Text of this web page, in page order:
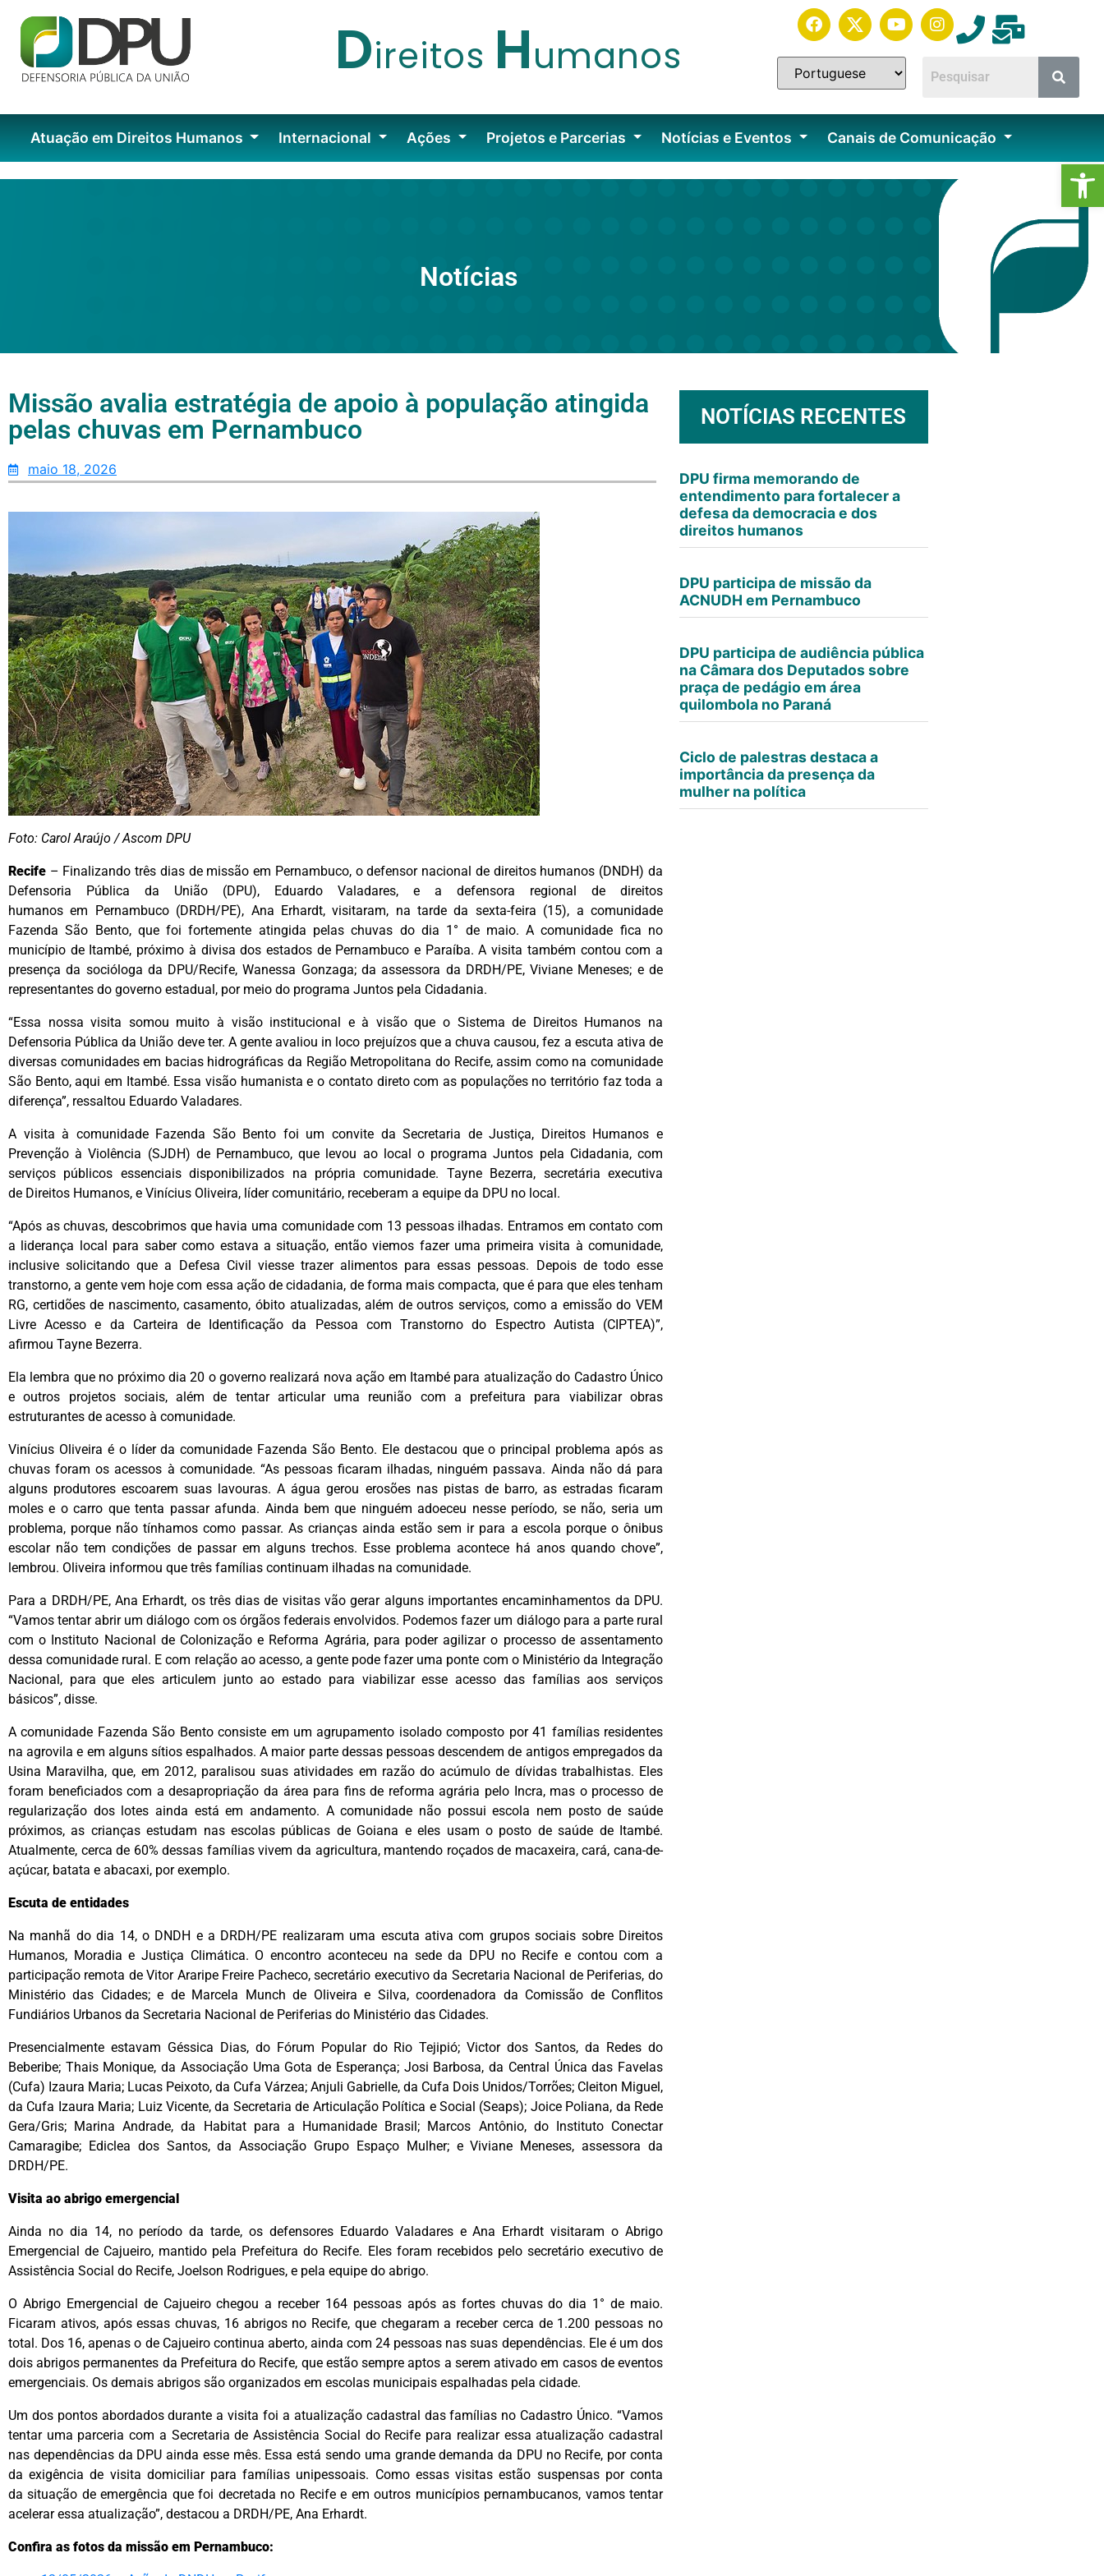
Direitos Humanos
Atuação em Direitos Humanos Internacional Ações Projetos e Parcerias Notícias e Eventos Canais de Comunicação
Notícias
Missão avalia estratégia de apoio à população atingida
pelas chuvas em Pernambuco
maio 18, 2026
Foto: Carol Araújo / Ascom DPU
Recife – Finalizando três dias de missão em Pernambuco, o defensor nacional de direitos humanos (DNDH) da
Defensoria Pública da União (DPU), Eduardo Valadares, e a defensora regional de direitos
humanos em Pernambuco (DRDH/PE), Ana Erhardt, visitaram, na tarde da sexta-feira (15), a comunidade
Fazenda São Bento, que foi fortemente atingida pelas chuvas do dia 1° de maio. A comunidade fica no
município de Itambé, próximo à divisa dos estados de Pernambuco e Paraíba. A visita também contou com a
presença da socióloga da DPU/Recife, Wanessa Gonzaga; da assessora da DRDH/PE, Viviane Meneses; e de
representantes do governo estadual, por meio do programa Juntos pela Cidadania.
“Essa nossa visita somou muito à visão institucional e à visão que o Sistema de Direitos Humanos na
Defensoria Pública da União deve ter. A gente avaliou in loco prejuízos que a chuva causou, fez a escuta ativa de
diversas comunidades em bacias hidrográficas da Região Metropolitana do Recife, assim como na comunidade
São Bento, aqui em Itambé. Essa visão humanista e o contato direto com as populações no território faz toda a
diferença”, ressaltou Eduardo Valadares.
A visita à comunidade Fazenda São Bento foi um convite da Secretaria de Justiça, Direitos Humanos e
Prevenção à Violência (SJDH) de Pernambuco, que levou ao local o programa Juntos pela Cidadania, com
serviços públicos essenciais disponibilizados na própria comunidade. Tayne Bezerra, secretária executiva
de Direitos Humanos, e Vinícius Oliveira, líder comunitário, receberam a equipe da DPU no local.
“Após as chuvas, descobrimos que havia uma comunidade com 13 pessoas ilhadas. Entramos em contato com
a liderança local para saber como estava a situação, então viemos fazer uma primeira visita à comunidade,
inclusive solicitando que a Defesa Civil viesse trazer alimentos para essas pessoas. Depois de todo esse
transtorno, a gente vem hoje com essa ação de cidadania, de forma mais compacta, que é para que eles tenham
RG, certidões de nascimento, casamento, óbito atualizadas, além de outros serviços, como a emissão do VEM
Livre Acesso e da Carteira de Identificação da Pessoa com Transtorno do Espectro Autista (CIPTEA)”,
afirmou Tayne Bezerra.
Ela lembra que no próximo dia 20 o governo realizará nova ação em Itambé para atualização do Cadastro Único
e outros projetos sociais, além de tentar articular uma reunião com a prefeitura para viabilizar obras
estruturantes de acesso à comunidade.
Vinícius Oliveira é o líder da comunidade Fazenda São Bento. Ele destacou que o principal problema após as
chuvas foram os acessos à comunidade. “As pessoas ficaram ilhadas, ninguém passava. Ainda não dá para
alguns produtores escoarem suas lavouras. A água gerou erosões nas pistas de barro, as estradas ficaram
moles e o carro que tenta passar afunda. Ainda bem que ninguém adoeceu nesse período, se não, seria um
problema, porque não tínhamos como passar. As crianças ainda estão sem ir para a escola porque o ônibus
escolar não tem condições de passar em alguns trechos. Esse problema acontece há anos quando chove”,
lembrou. Oliveira informou que três famílias continuam ilhadas na comunidade.
Para a DRDH/PE, Ana Erhardt, os três dias de visitas vão gerar alguns importantes encaminhamentos da DPU.
“Vamos tentar abrir um diálogo com os órgãos federais envolvidos. Podemos fazer um diálogo para a parte rural
com o Instituto Nacional de Colonização e Reforma Agrária, para poder agilizar o processo de assentamento
dessa comunidade rural. E com relação ao acesso, a gente pode fazer uma ponte com o Ministério da Integração
Nacional, para que eles articulem junto ao estado para viabilizar esse acesso das famílias aos serviços
básicos”, disse.
A comunidade Fazenda São Bento consiste em um agrupamento isolado composto por 41 famílias residentes
na agrovila e em alguns sítios espalhados. A maior parte dessas pessoas descendem de antigos empregados da
Usina Maravilha, que, em 2012, paralisou suas atividades em razão do acúmulo de dívidas trabalhistas. Eles
foram beneficiados com a desapropriação da área para fins de reforma agrária pelo Incra, mas o processo de
regularização dos lotes ainda está em andamento. A comunidade não possui escola nem posto de saúde
próximos, as crianças estudam nas escolas públicas de Goiana e eles usam o posto de saúde de Itambé.
Atualmente, cerca de 60% dessas famílias vivem da agricultura, mantendo roçados de macaxeira, cará, cana-de-
açúcar, batata e abacaxi, por exemplo.
Escuta de entidades
Na manhã do dia 14, o DNDH e a DRDH/PE realizaram uma escuta ativa com grupos sociais sobre Direitos
Humanos, Moradia e Justiça Climática. O encontro aconteceu na sede da DPU no Recife e contou com a
participação remota de Vitor Araripe Freire Pacheco, secretário executivo da Secretaria Nacional de Periferias, do
Ministério das Cidades; e de Marcela Munch de Oliveira e Silva, coordenadora da Comissão de Conflitos
Fundiários Urbanos da Secretaria Nacional de Periferias do Ministério das Cidades.
Presencialmente estavam Géssica Dias, do Fórum Popular do Rio Tejipió; Victor dos Santos, da Redes do
Beberibe; Thais Monique, da Associação Uma Gota de Esperança; Josi Barbosa, da Central Única das Favelas
(Cufa) Izaura Maria; Lucas Peixoto, da Cufa Várzea; Anjuli Gabrielle, da Cufa Dois Unidos/Torrões; Cleiton Miguel,
da Cufa Izaura Maria; Luiz Vicente, da Secretaria de Articulação Política e Social (Seaps); Joice Poliana, da Rede
Gera/Gris; Marina Andrade, da Habitat para a Humanidade Brasil; Marcos Antônio, do Instituto Conectar
Camaragibe; Ediclea dos Santos, da Associação Grupo Espaço Mulher; e Viviane Meneses, assessora da
DRDH/PE.
Visita ao abrigo emergencial
Ainda no dia 14, no período da tarde, os defensores Eduardo Valadares e Ana Erhardt visitaram o Abrigo
Emergencial de Cajueiro, mantido pela Prefeitura do Recife. Eles foram recebidos pelo secretário executivo de
Assistência Social do Recife, Joelson Rodrigues, e pela equipe do abrigo.
O Abrigo Emergencial de Cajueiro chegou a receber 164 pessoas após as fortes chuvas do dia 1° de maio.
Ficaram ativos, após essas chuvas, 16 abrigos no Recife, que chegaram a receber cerca de 1.200 pessoas no
total. Dos 16, apenas o de Cajueiro continua aberto, ainda com 24 pessoas nas suas dependências. Ele é um dos
dois abrigos permanentes da Prefeitura do Recife, que estão sempre aptos a serem ativado em casos de eventos
emergenciais. Os demais abrigos são organizados em escolas municipais espalhadas pela cidade.
Um dos pontos abordados durante a visita foi a atualização cadastral das famílias no Cadastro Único. “Vamos
tentar uma parceria com a Secretaria de Assistência Social do Recife para realizar essa atualização cadastral
nas dependências da DPU ainda esse mês. Essa está sendo uma grande demanda da DPU no Recife, por conta
da exigência de visita domiciliar para famílias unipessoais. Como essas visitas estão suspensas por conta
da situação de emergência que foi decretada no Recife e em outros municípios pernambucanos, vamos tentar
acelerar essa atualização”, destacou a DRDH/PE, Ana Erhardt.
Confira as fotos da missão em Pernambuco:
NOTÍCIAS RECENTES
DPU firma memorando de
entendimento para fortalecer a
defesa da democracia e dos
direitos humanos
DPU participa de missão da
ACNUDH em Pernambuco
DPU participa de audiência pública
na Câmara dos Deputados sobre
praça de pedágio em área
quilombola no Paraná
Ciclo de palestras destaca a
importância da presença da
mulher na política